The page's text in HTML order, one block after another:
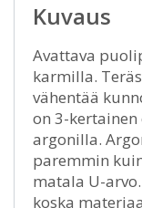
Kuvaus
Avattava
karmilla.
vähentää
on 3-
argonilla.
paremmin
matala U-
koska